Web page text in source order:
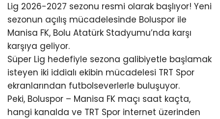
Lig 2026-2027 sezonu resmi olarak başlıyor! Yeni
sezonun açılış mücadelesinde Boluspor ile
Manisa FK, Bolu Atatürk Stadyumu’nda karşı
karşıya geliyor.
Süper Lig hedefiyle sezona galibiyetle başlamak
isteyen iki iddialı ekibin mücadelesi TRT Spor
ekranlarından futbolseverlerle buluşuyor.
Peki, Boluspor – Manisa FK maçı saat kaçta,
hangi kanalda ve TRT Spor internet üzerinden